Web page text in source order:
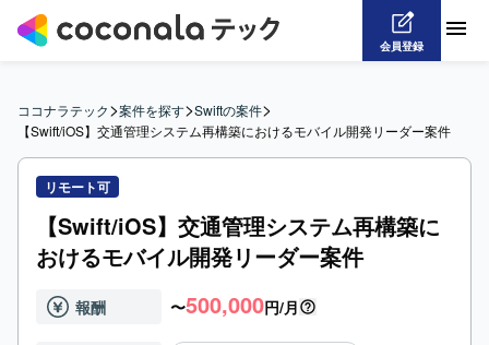
会員登録
ココナラテック>案件を探す>Swiftの案件>
【Swift/iOS】交通管理システム再構築におけるモバイル開発リーダー案件
リモート可
【Swift/iOS】交通管理システム再構築に
おけるモバイル開発リーダー案件
報酬 〜500,000円/月